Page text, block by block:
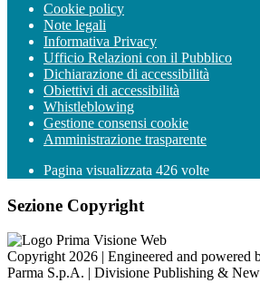
Cookie policy
Note legali
Informativa Privacy
Ufficio Relazioni con il Pubblico
Dichiarazione di accessibilità
Obiettivi di accessibilità
Whistleblowing
Gestione consensi cookie
Amministrazione trasparente
Pagina visualizzata 426 volte
Sezione Copyright
Copyright 2026 | Engineered and powered
Parma S.p.A. | Divisione Publishing &